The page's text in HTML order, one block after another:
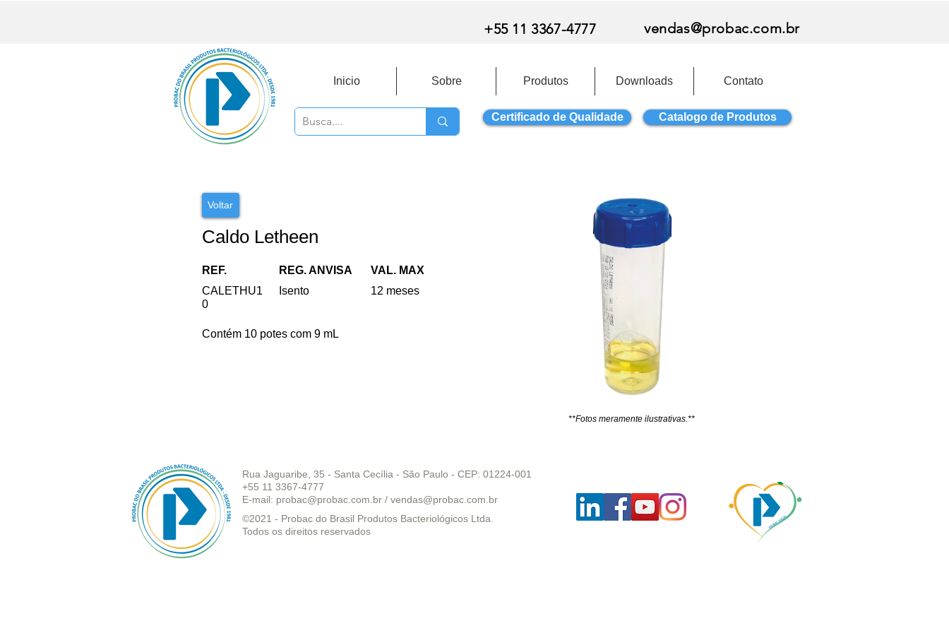
+55 11 3367-4777 vendas@probac.com.br
Inicio Sobre Produtos Downloads Contato
Certificado de Qualidade Catalogo de Produtos
Voltar
Caldo Letheen
REF.
CALETHU1
0
REG. ANVISA
VAL. MAX
Isento
12 meses
Contém 10 potes com 9 mL
**Fotos meramente ilustrativas.**
Rua Jaguaribe, 35 - Santa Cecília - São Paulo - CEP: 01224-001
+55 11 3367-4777
E-mail: probac@probac.com.br / vendas@probac.com.br
©2021 - Probac do Brasil Produtos Bacteriológicos Ltda.
Todos os direitos reservados